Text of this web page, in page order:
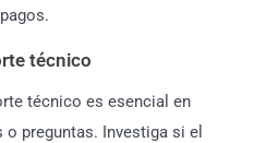
técnico
técnico es esencial en
preguntas. Investiga si el